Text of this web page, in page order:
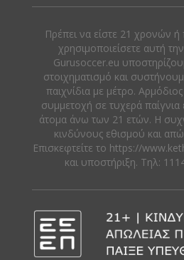
Πρέπει να είστε 21 χρονών ή
χρησιμοποιείσετε αυτή
Gurusoccer.eu
στοιχηματισμό και
παιχνίδια με μέτρο.
συμμετοχή σε τυχερά παίγνια
άτομα άνω των 21 ετών. Η
κινδύνους εθισμού και
Eπισκεφτείτε το https://
και υποστήριξη. Tηλ: